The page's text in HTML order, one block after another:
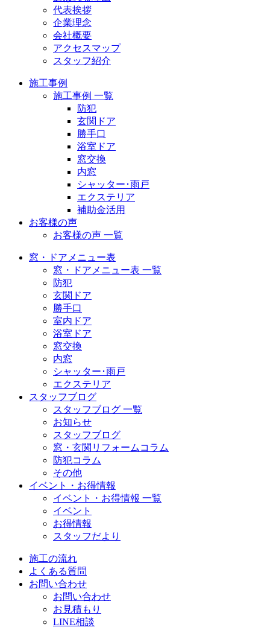
代表挨拶
企業理念
会社概要
アクセスマップ
スタッフ紹介
施工事例
施工事例 一覧
防犯
玄関ドア
勝手口
浴室ドア
窓交換
内窓
シャッター･雨戸
エクステリア
補助金活用
お客様の声
お客様の声 一覧
窓・ドアメニュー表
窓・ドアメニュー表 一覧
防犯
玄関ドア
勝手口
室内ドア
浴室ドア
窓交換
内窓
シャッター･雨戸
エクステリア
スタッフブログ
スタッフブログ 一覧
お知らせ
スタッフブログ
窓・玄関リフォームコラム
防犯コラム
その他
イベント・お得情報
イベント・お得情報 一覧
イベント
お得情報
スタッフだより
施工の流れ
よくある質問
お問い合わせ
お問い合わせ
お見積もり
LINE相談